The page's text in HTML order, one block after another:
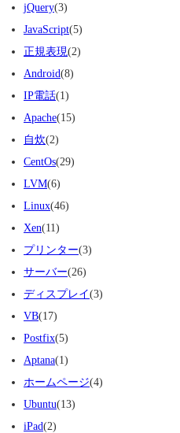
jQuery(3)
JavaScript(5)
正規表現(2)
Android(8)
IP電話(1)
Apache(15)
自炊(2)
CentOs(29)
LVM(6)
Linux(46)
Xen(11)
プリンター(3)
サーバー(26)
ディスプレイ(3)
VB(17)
Postfix(5)
Aptana(1)
ホームページ(4)
Ubuntu(13)
iPad(2)